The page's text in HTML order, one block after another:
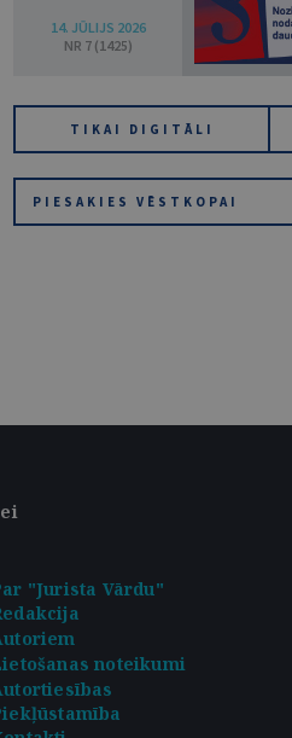
14. JŪLIJS 2026
NR 7 (1425)
TIKAI DIGITĀLI
PIESAKIES VĒSTKOPAI
"Jurista Vārdu"
noteikumi